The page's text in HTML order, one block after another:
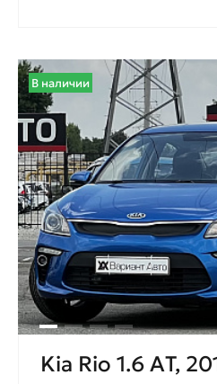
В наличии
Kia Rio 1.6 AТ,